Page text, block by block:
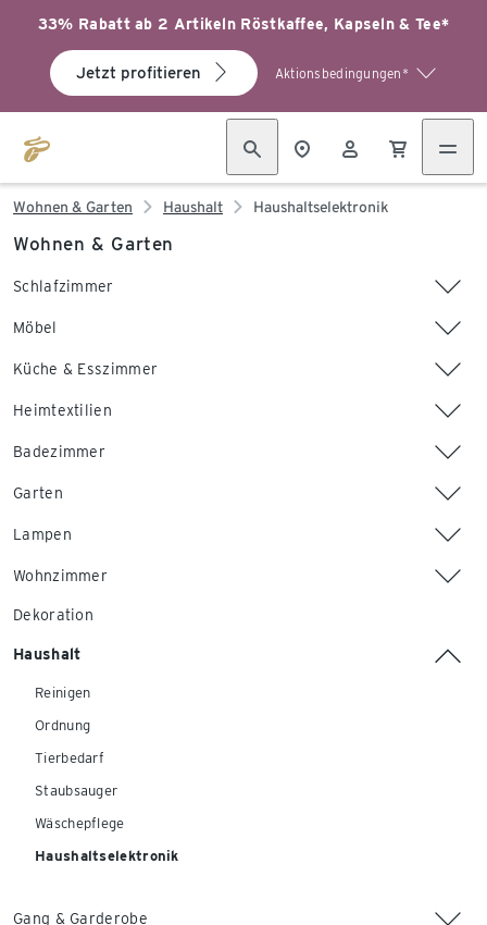
33% Rabatt ab 2 Artikeln Röstkaffee, Kapseln & Tee*
Jetzt profitieren Aktionsbedingungen*
Wohnen & Garten Haushalt Haushaltselektronik
Wohnen & Garten
Schlafzimmer
Möbel
Küche & Esszimmer
Heimtextilien
Badezimmer
Garten
Lampen
Wohnzimmer
Dekoration
Haushalt
Reinigen
Ordnung
Tierbedarf
Staubsauger
Wäschepflege
Haushaltselektronik
Gang & Garderobe